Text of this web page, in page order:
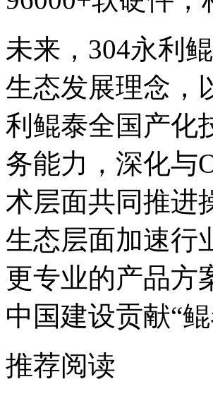
未来，304永
生态发展理念
利鲲泰全国产化
务能力，深
术层面共同推进
生态层面加速行
更专业的产品方
中国建设贡献“
推荐阅读